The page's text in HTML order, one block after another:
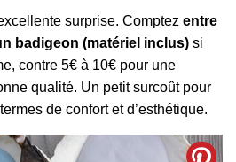
surprise. Comptez entre
badigeon (matériel inclus) si
contre 5€ à 10€ pour une
qualité. Un petit surcoût pour
de confort et d’esthétique.